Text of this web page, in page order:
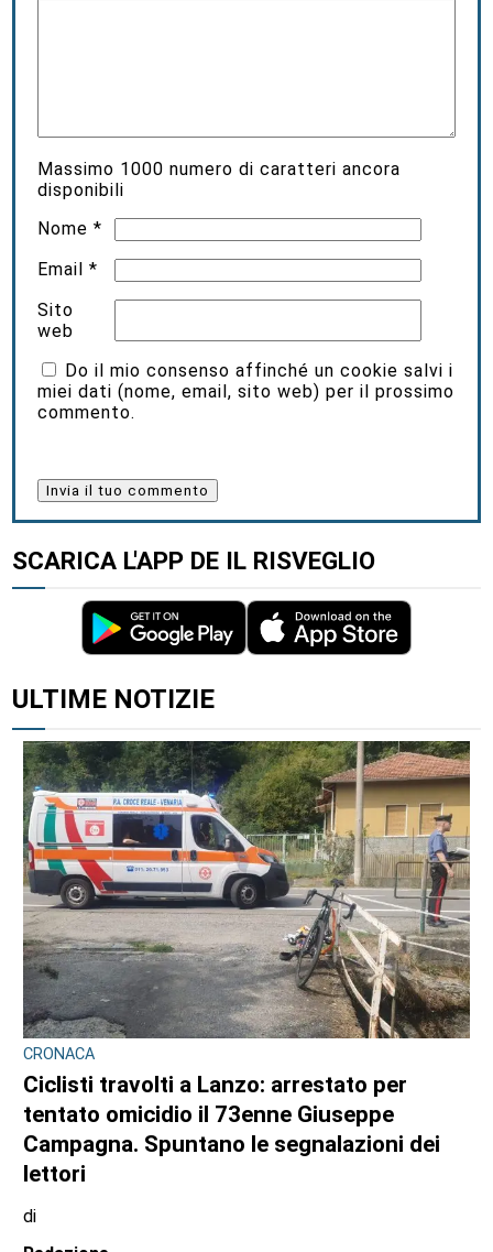
Massimo 1000 numero di caratteri ancora
disponibili
Nome*
Email*
Sito
web
Do il mio consenso affinché un cookie salvi i
miei dati (nome, email, sito web) per il prossimo
commento.
SCARICA L'APP DE IL RISVEGLIO
ULTIME NOTIZIE
CRONACA
Ciclisti travolti a Lanzo: arrestato per
tentato omicidio il 73enne Giuseppe
Campagna. Spuntano le segnalazioni dei
lettori
di